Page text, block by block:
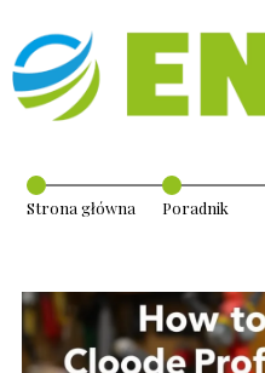
Strona główna Poradnik